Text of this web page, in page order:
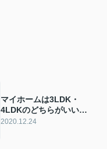
マイホームは3LDK・
4LDKのどちらがいい？
決め方や注意点を紹介
2020.12.24